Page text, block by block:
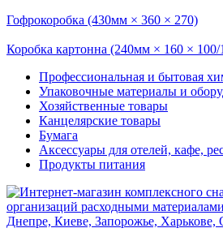
Гофрокоробка (430мм × 360 × 270)
Коробка картонна (240мм × 160 × 100/
Профессиональная и бытовая
Упаковочные материалы и
Хозяйственные товары
Канцелярские товары
Бумага
Аксессуары для отелей, кафе,
Продукты питания